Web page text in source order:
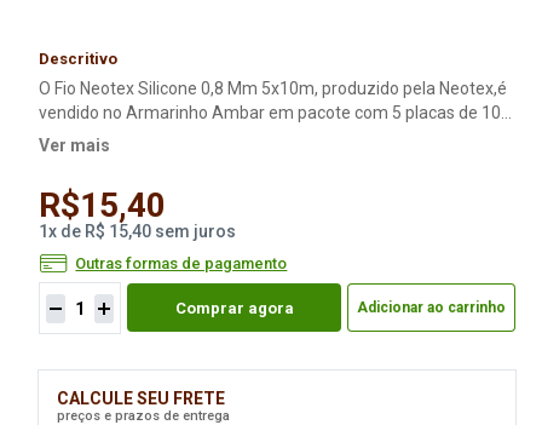
Descritivo
O Fio Neotex Silicone 0,8 Mm 5x10m, produzido pela Neotex,é
vendido no Armarinho Ambar em pacote com 5 placas de 10
metros por 8mm cada e é uma excelente opção para quem
qualidade. Pacote c/ 5 placas c/ 10 metros cada;
Ver mais
R$15,40
1x de R$ 15,40 sem juros
Outras formas de pagamento
Comprar agora Adicionar ao carrinho
CALCULE SEU FRETE
preços e prazos de entrega